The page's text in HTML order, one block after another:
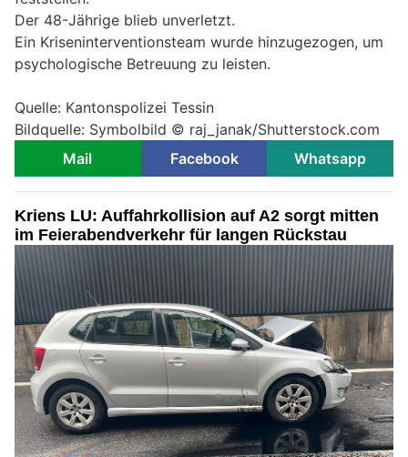
Der 48-Jährige blieb unverletzt.
Ein Kriseninterventionsteam wurde hinzugezogen, um
psychologische Betreuung zu leisten.
Quelle: Kantonspolizei Tessin
Bildquelle: Symbolbild © raj_janak/Shutterstock.com
Mail
Facebook Whatsapp
Kriens LU: Auffahrkollision auf A2 sorgt mitten
im Feierabendverkehr für langen Rückstau